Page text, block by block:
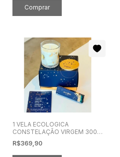
1 VELA ECOLOGICA
CONSTELAÇÃO VIRGEM 300g
1CONS6
R$369,90